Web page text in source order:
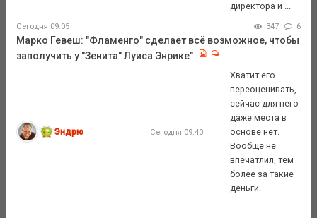
директора и ...
Сегодня 09:05 347 6
Марко Гевеш: "Фламенго" сделает всё возможное, чтобы
заполучить у "Зенита" Луиса Энрике"
Эндрю Сегодня 09:40
Хватит его
переоценивать,
сейчас для него
даже места в
основе нет.
Вообще не
впечатлил, тем
более за такие
деньги.